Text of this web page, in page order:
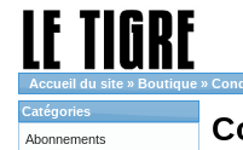
Accueil du site » Boutique »
Catégories
Abonnements